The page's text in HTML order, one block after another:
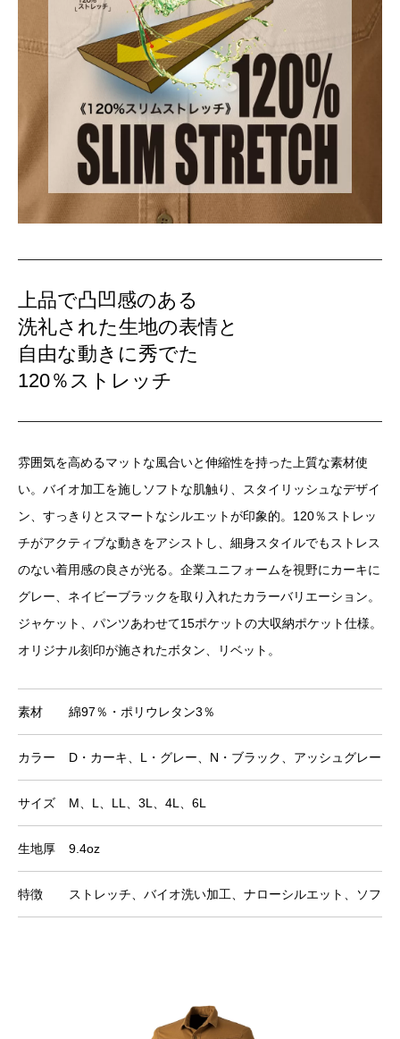
上品で凸凹感のある
洗礼された生地の表情と
自由な動きに秀でた
120％ストレッチ
雰囲気を高めるマットな風合いと伸縮性を持った上質な素材使
い。バイオ加工を施しソフトな肌触り、スタイリッシュなデザイ
ン、すっきりとスマートなシルエットが印象的。120％ストレッ
チがアクティブな動きをアシストし、細身スタイルでもストレス
のない着用感の良さが光る。企業ユニフォームを視野にカーキに
グレー、ネイビーブラックを取り入れたカラーバリエーション。
ジャケット、パンツあわせて15ポケットの大収納ポケット仕様。
オリジナル刻印が施されたボタン、リベット。
素材 綿97％・ポリウレタン3％
カラー D・カーキ、L・グレー、N・ブラック、アッシュグレー、
サイズ M、L、LL、3L、4L、6L
生地厚 9.4oz
特徴 ストレッチ、バイオ洗い加工、ナローシルエット、ソフト